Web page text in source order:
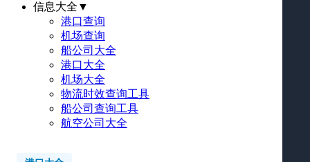
信息大全 ▼
港口查询
机场查询
船公司大全
港口大全
机场大全
物流时效查询工具
船公司查询工具
航空公司大全